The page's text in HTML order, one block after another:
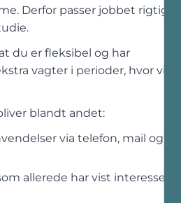
Derfor passer jobbet rigtig
du er fleksibel og har
vagter i perioder, hvor vi
blandt andet:
via telefon, mail og
allerede har vist interesse